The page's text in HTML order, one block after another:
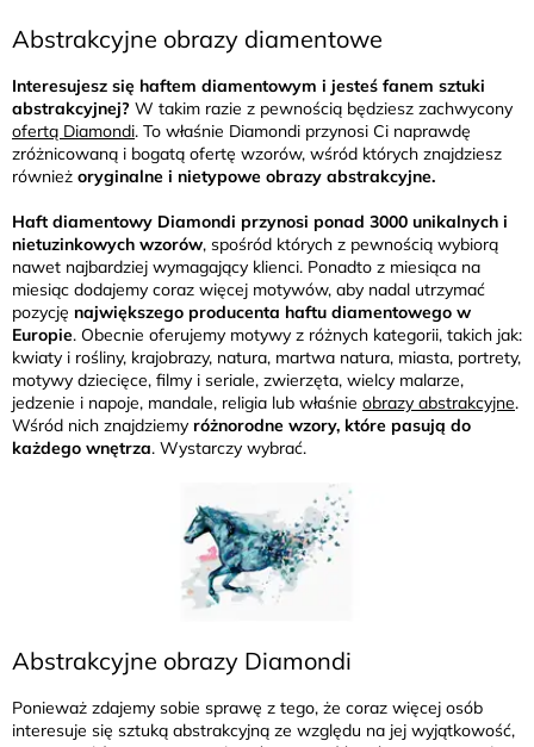
Abstrakcyjne obrazy diamentowe
Interesujesz się haftem diamentowym i jesteś fanem sztuki
abstrakcyjnej? W takim razie z pewnością będziesz zachwycony
ofertą Diamondi. To właśnie Diamondi przynosi Ci naprawdę
zróżnicowaną i bogatą ofertę wzorów, wśród których znajdziesz
również oryginalne i nietypowe obrazy abstrakcyjne.
Haft diamentowy Diamondi przynosi ponad 3000 unikalnych i
nietuzinkowych wzorów, spośród których z pewnością wybiorą
nawet najbardziej wymagający klienci. Ponadto z miesiąca na
miesiąc dodajemy coraz więcej motywów, aby nadal utrzymać
pozycję największego producenta haftu diamentowego w
Europie. Obecnie oferujemy motywy z różnych kategorii, takich jak:
kwiaty i rośliny, krajobrazy, natura, martwa natura, miasta, portrety,
motywy dziecięce, filmy i seriale, zwierzęta, wielcy malarze,
jedzenie i napoje, mandale, religia lub właśnie obrazy abstrakcyjne.
Wśród nich znajdziemy różnorodne wzory, które pasują do
każdego wnętrza. Wystarczy wybrać.
Abstrakcyjne obrazy Diamondi
Ponieważ zdajemy sobie sprawę z tego, że coraz więcej osób
interesuje się sztuką abstrakcyjną ze względu na jej wyjątkowość,